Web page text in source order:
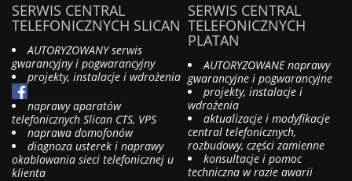
SERWIS CENTRAL
TELEFONICZNYCH SLICAN
AUTORYZOWANY serwis
gwarancyjny i pogwarancyjny
projekty, instalacje i wdrożenia
naprawy aparatów
telefonicznych Slican CTS, VPS
naprawa domofonów
diagnoza usterek i naprawy
okablowania sieci telefonicznej u
klienta
SERWIS CENTRAL
TELEFONICZNYCH
PLATAN
AUTORYZOWANE naprawy
gwarancyjne i pogwarancyjne
projekty, instalacje i
wdrożenia
aktualizacje i modyfikacje
central telefonicznych,
rozbudowy, części zamienne
konsultacje i pomoc
techniczna w razie awarii